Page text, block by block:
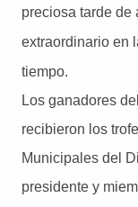
preciosa tarde de
extraordinario en
tiempo.
Los ganadores
recibieron los
Municipales del
presidente y